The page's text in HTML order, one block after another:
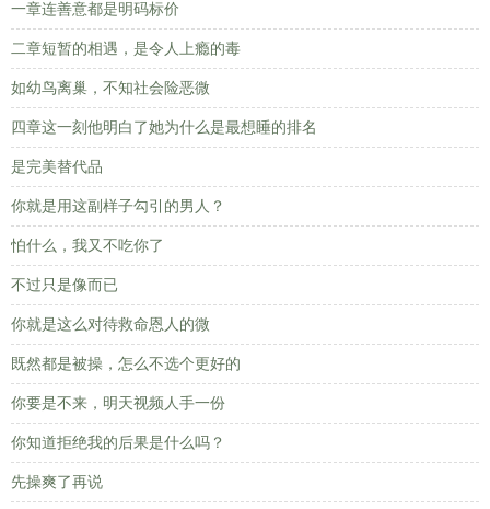
一章连善意都是明码标价
二章短暂的相遇，是令人上瘾的毒
如幼鸟离巢，不知社会险恶微
四章这一刻他明白了她为什么是最想睡的排名
是完美替代品
你就是用这副样子勾引的男人？
怕什么，我又不吃你了
不过只是像而已
你就是这么对待救命恩人的微
既然都是被操，怎么不选个更好的
你要是不来，明天视频人手一份
你知道拒绝我的后果是什么吗？
先操爽了再说